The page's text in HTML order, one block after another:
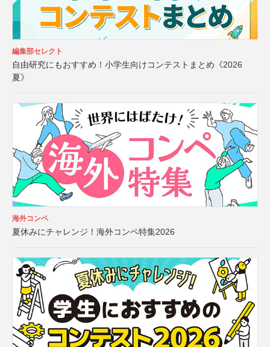
編集部セレクト
自由研究にもおすすめ！小学生向けコンテストまとめ《2026
夏》
海外コンペ
夏休みにチャレンジ！海外コンペ特集2026